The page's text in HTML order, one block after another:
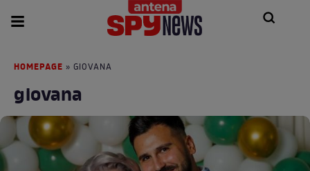
HOMEPAGE » GIOVANA
giovana